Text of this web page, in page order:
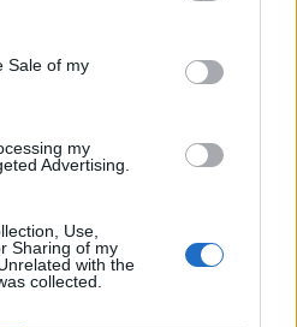
Sale of my
my
Advertising.
Use,
Sharing of my
with the
collected.
από την ίδρυση του Ποταμιού και η
εκδήλωση στην Αθηναϊδα στον